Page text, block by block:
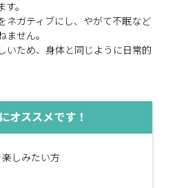
。
ネガティブにし、やがて不眠など
せん。
いため、身体と同じように日常的
オススメです！
しみたい方